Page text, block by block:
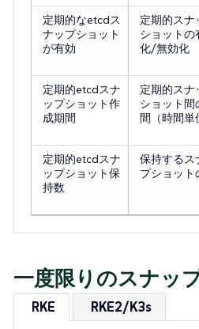
定期的なetcdス
ナップショット
が有効
定期的スナ
ショットの
化/無効化
定期的etcdスナ
ップショット作
成期間
定期的スナ
ショット間
間（時間単
定期的etcdスナ
ップショット保
持数
保持するス
プショット
一度限りのスナッ
RKE RKE2/K3s